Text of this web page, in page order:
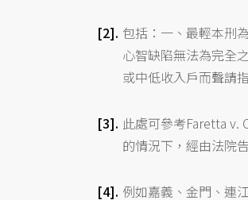
包括：一、最輕本刑
心智缺陷無法為完全
或中低收入戶而聲請
此處可參考Faretta v.
的情況下，經由法院
例如嘉義、金門、連